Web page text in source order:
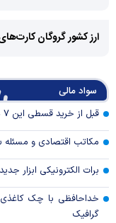
ارز کشور گروگان
سواد مالی
قبل از خرید قسطی این ۷ هزینه پنهان را بشناسید
مکاتب اقتصادی و مسئله
برات الکترونیکی ابزار
خداحافظی با چک
گرافیک